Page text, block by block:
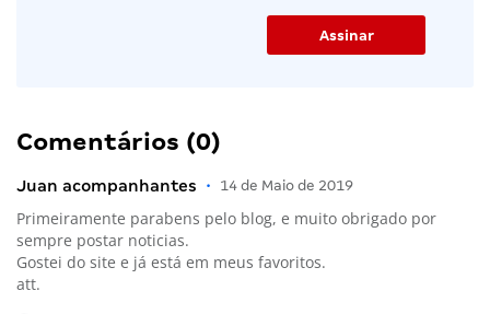
Comentários (0)
Juan acompanhantes • 14 de Maio de 2019
Primeiramente parabens pelo blog, e muito obrigado por
sempre postar noticias.
Gostei do site e já está em meus favoritos.
att.